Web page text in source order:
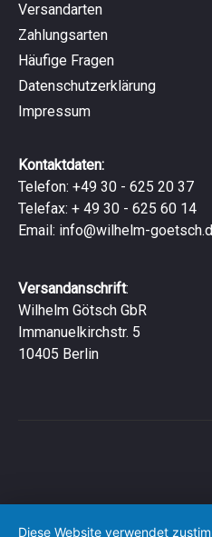
Versandarten
Zahlungsarten
Häufige Fragen
Datenschutzerklärung
Impressum
Kontaktdaten:
Telefon: +49 30 - 625 20 37
Telefax: + 49 30 - 625 60 14
Email: info@wilhelm-
Versandanschrift:
Wilhelm Götsch GbR
Immanuelkirchstr. 5
10405 Berlin
Diese Website verwendet